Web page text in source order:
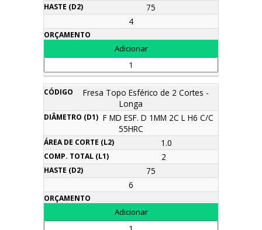
75
4
Fresa Topo Esférico de 2 Cortes -
Longa
F MD ESF. D 1MM 2C L H6 C/C
55HRC
1.0
2
75
6